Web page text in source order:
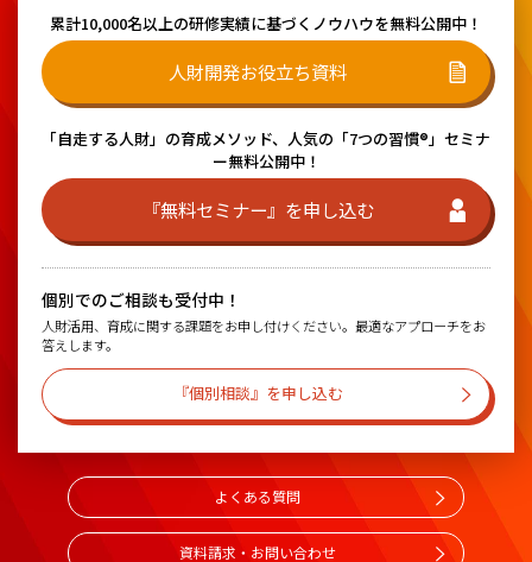
累計10,000名以上の研修実績に基づく ノウハウを無料公開中！
人財開発お役立ち資料
「自走する人財」の育成メソッド、 人気の「7つの習慣®」セミナ
ー無料公開中！
『無料セミナー』を申し込む
個別でのご相談も受付中！
人財活用、育成に関する課題をお申し付けください。最適なアプローチをお
答えします。
『個別相談』を申し込む
よくある質問
資料請求・お問い合わせ